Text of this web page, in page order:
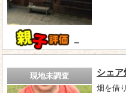
－
現地未調査 シェア
畑を借